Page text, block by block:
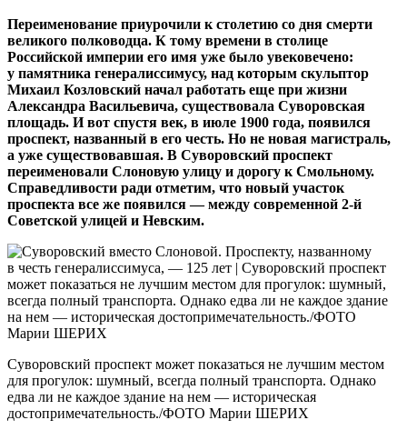
Переименование приурочили к столетию со дня смерти
великого полководца. К тому времени в столице
Российской империи его имя уже было увековечено:
у памятника генералиссимусу, над которым скульптор
Михаил Козловский начал работать еще при жизни
Александра Васильевича, существовала Суворовская
площадь. И вот спустя век, в июле 1900 года, появился
проспект, названный в его честь. Но не новая магистраль,
а уже существовавшая. В Суворовский проспект
переименовали Слоновую улицу и дорогу к Смольному.
Справедливости ради отметим, что новый участок
проспекта все же появился — между современной 2‑й
Советской улицей и Невским.
Суворовский проспект может показаться не лучшим местом
для прогулок: шумный, всегда полный транспорта. Однако
едва ли не каждое здание на нем — историческая
достопримечательность./ФОТО Марии ШЕРИХ